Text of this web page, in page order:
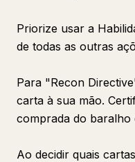
Priorize usar a
de todas as outras
Para "Recon
carta à sua mão.
comprada do baralho
Ao decidir quais